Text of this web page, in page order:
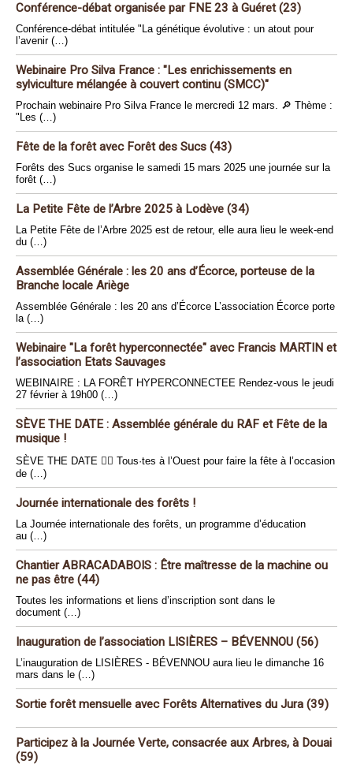
Conférence-débat organisée par FNE 23 à Guéret (23)
Conférence-débat intitulée "La génétique évolutive : un atout pour
l’avenir (…)
Webinaire Pro Silva France : "Les enrichissements en
sylviculture mélangée à couvert continu (SMCC)"
Prochain webinaire Pro Silva France le mercredi 12 mars. 🔎 Thème :
"Les (…)
Fête de la forêt avec Forêt des Sucs (43)
Forêts des Sucs organise le samedi 15 mars 2025 une journée sur la
forêt (…)
La Petite Fête de l’Arbre 2025 à Lodève (34)
La Petite Fête de l’Arbre 2025 est de retour, elle aura lieu le week-end
du (…)
Assemblée Générale : les 20 ans d’Écorce, porteuse de la
Branche locale Ariège
Assemblée Générale : les 20 ans d’Écorce L’association Écorce porte
la (…)
Webinaire "La forêt hyperconnectée" avec Francis MARTIN et
l’association Etats Sauvages
WEBINAIRE : LA FORÊT HYPERCONNECTEE Rendez-vous le jeudi
27 février à 19h00 (…)
SÈVE THE DATE : Assemblée générale du RAF et Fête de la
musique !
SÈVE THE DATE 🏴‍☠️ Tous·tes à l’Ouest pour faire la fête à l’occasion
de (…)
Journée internationale des forêts !
La Journée internationale des forêts, un programme d’éducation
au (…)
Chantier ABRACADABOIS : Être maîtresse de la machine ou
ne pas être (44)
Toutes les informations et liens d’inscription sont dans le
document (…)
Inauguration de l’association LISIÈRES – BÉVENNOU (56)
L’inauguration de LISIÈRES - BÉVENNOU aura lieu le dimanche 16
mars dans le (…)
Sortie forêt mensuelle avec Forêts Alternatives du Jura (39)
Participez à la Journée Verte, consacrée aux Arbres, à Douai
(59)